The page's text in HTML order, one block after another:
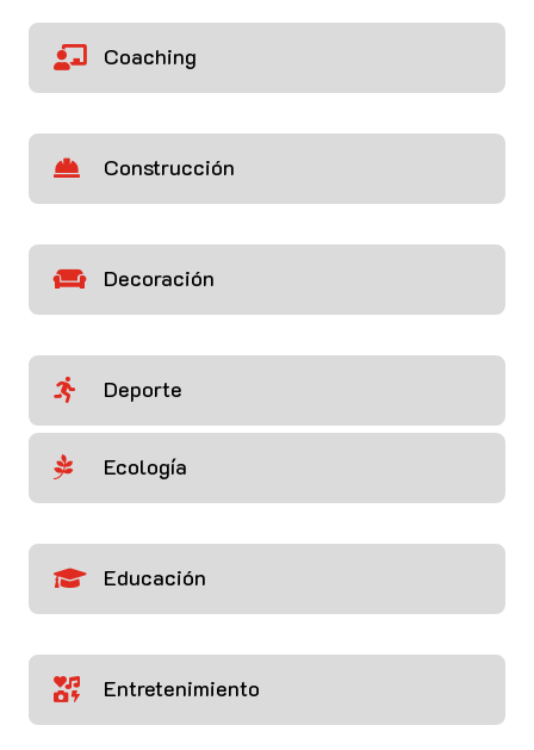
 Coaching
 Construcción
 Decoración
 Deporte
 Ecología
 Educación
 Entretenimiento